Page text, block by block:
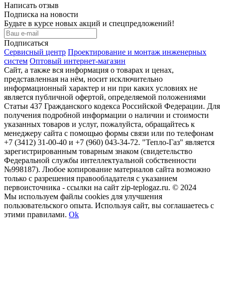
Написать отзыв
Подписка на новости
Будьте в курсе новых акций и спецпредложений!
Подписаться
Сервисный центр Проектирование и монтаж инженерных
систем Оптовый интернет-магазин
Сайт, а также вся информация о товарах и ценах,
представленная на нём, носит исключительно
информационный характер и ни при каких условиях не
является публичной офертой, определяемой положениями
Статьи 437 Гражданского кодекса Российской Федерации. Для
получения подробной информации о наличии и стоимости
указанных товаров и услуг, пожалуйста, обращайтесь к
менеджеру сайта с помощью формы связи или по телефонам
+7 (3412) 31-00-40 и +7 (960) 043-34-72. "Тепло-Газ" является
зарегистрированным товарным знаком (свидетельство
Федеральной службы интеллектуальной собственности
№998187). Любое копирование материалов сайта возможно
только с разрешения правообладателя с указанием
первоисточника - ссылки на сайт zip-teplogaz.ru. © 2024
Мы используем файлы сookies для улучшения
пользовательского опыта. Используя сайт, вы соглашаетесь с
этими правилами. Ok